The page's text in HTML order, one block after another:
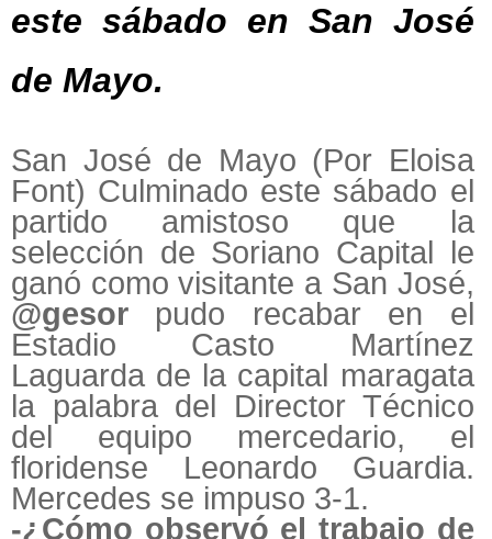
este sábado en San José
de Mayo.
San José de Mayo (Por Eloisa
Font) Culminado este sábado el
partido amistoso que la
selección de Soriano Capital le
ganó como visitante a San José,
@gesor pudo recabar en el
Estadio Casto Martínez
Laguarda de la capital maragata
la palabra del Director Técnico
del equipo mercedario, el
floridense Leonardo Guardia.
Mercedes se impuso 3-1.
-¿Cómo observó el trabajo de